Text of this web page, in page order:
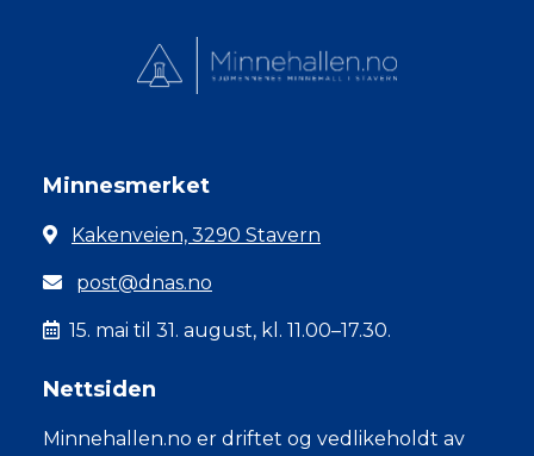
Minnesmerket
Kakenveien, 3290 Stavern
post@dnas.no
15. mai til 31. august, kl. 11.00–17.30.
Nettsiden
Minnehallen.no er driftet og vedlikeholdt av